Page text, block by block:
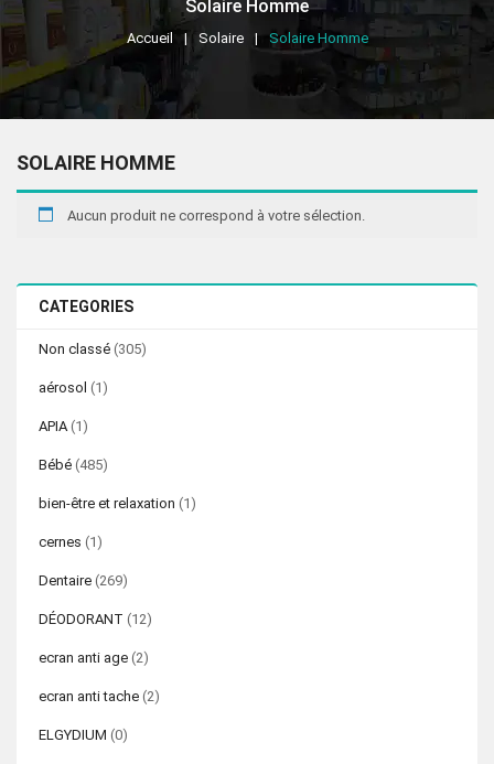
Solaire Homme
Accueil Solaire Solaire Homme
CATEGORIES
Non classé (305)
aérosol (1)
APIA (1)
Bébé (485)
bien-être et relaxation (1)
cernes (1)
Dentaire (269)
DÉODORANT (12)
ecran anti age (2)
ecran anti tache (2)
ELGYDIUM (0)
SOLAIRE HOMME
Aucun produit ne correspond à votre sélection.